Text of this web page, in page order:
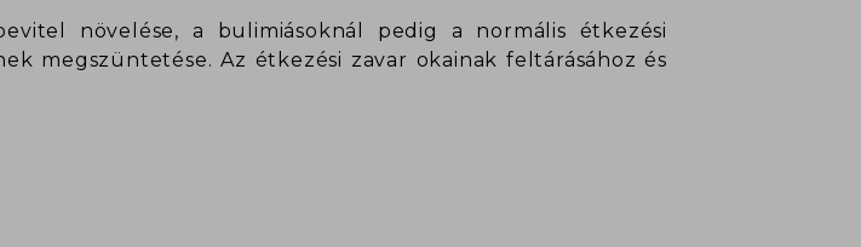
növelése, a bulimiásoknál pedig a normális étkezési
megszüntetése. Az étkezési zavar okainak feltárásához és